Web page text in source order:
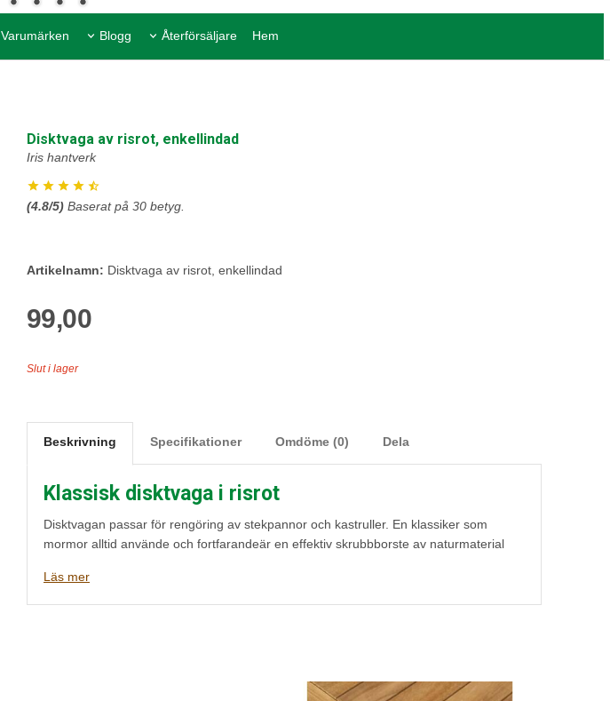
Varumärken Blogg Återförsäljare Hem
Disktvaga av risrot, enkellindad
Iris hantverk
(4.8/5) Baserat på 30 betyg.
Artikelnamn: Disktvaga av risrot, enkellindad
99,00
Slut i lager
Beskrivning Specifikationer Omdöme (0) Dela
Klassisk disktvaga i risrot
Disktvagan passar för rengöring av stekpannor och kastruller. En klassiker som
mormor alltid använde och fortfarandeär en effektiv skrubbborste av naturmaterial
Läs mer